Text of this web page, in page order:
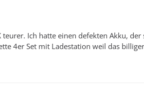
Ich hatte einen defekten Akku,
4er Set mit Ladestation weil das